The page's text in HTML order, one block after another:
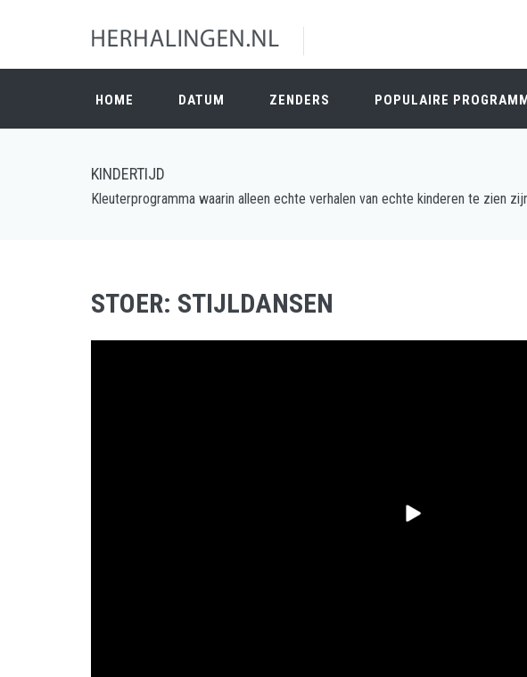
HOME DATUM ZENDERS POPULAIRE
KINDERTIJD
Kleuterprogramma waarin alleen echte verhalen van echte kinderen te zien
STOER: STIJLDANSEN